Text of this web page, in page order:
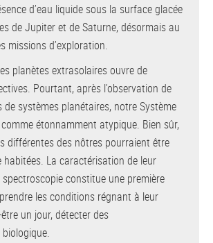
d’eau liquide sous la surface glacée
de Jupiter et de Saturne, désormais au
missions d’exploration.
planètes extrasolaires ouvre de
Pourtant, après l’observation de
de systèmes planétaires, notre Système
étonnamment atypique. Bien sûr,
différentes des nôtres pourraient être
habitées. La caractérisation de leur
constitue une première
les conditions régnant à leur
un jour, détecter des
biologique.